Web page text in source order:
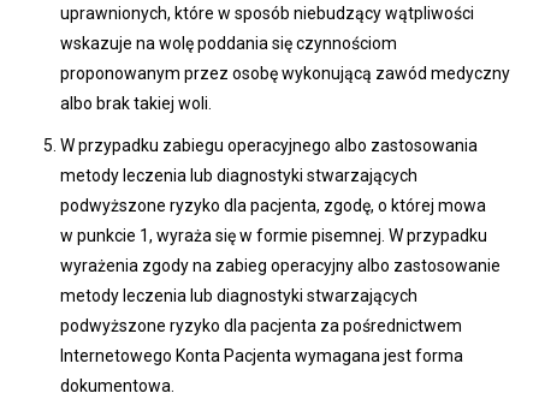
uprawnionych, które w sposób niebudzący wątpliwości
wskazuje na wolę poddania się czynnościom
proponowanym przez osobę wykonującą zawód medyczny
albo brak takiej woli.
W przypadku zabiegu operacyjnego albo zastosowania
metody leczenia lub diagnostyki stwarzających
podwyższone ryzyko dla pacjenta, zgodę, o której mowa
w punkcie 1, wyraża się w formie pisemnej. W przypadku
wyrażenia zgody na zabieg operacyjny albo zastosowanie
metody leczenia lub diagnostyki stwarzających
podwyższone ryzyko dla pacjenta za pośrednictwem
Internetowego Konta Pacjenta wymagana jest forma
dokumentowa.